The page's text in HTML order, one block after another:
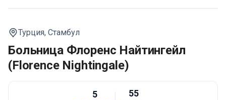
Турция, Стамбул
Больница Флоренс Найтингейл
(Florence Nightingale)
5 55